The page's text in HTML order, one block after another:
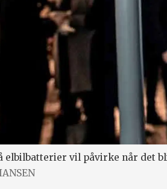
elbilbatterier vil påvirke når det